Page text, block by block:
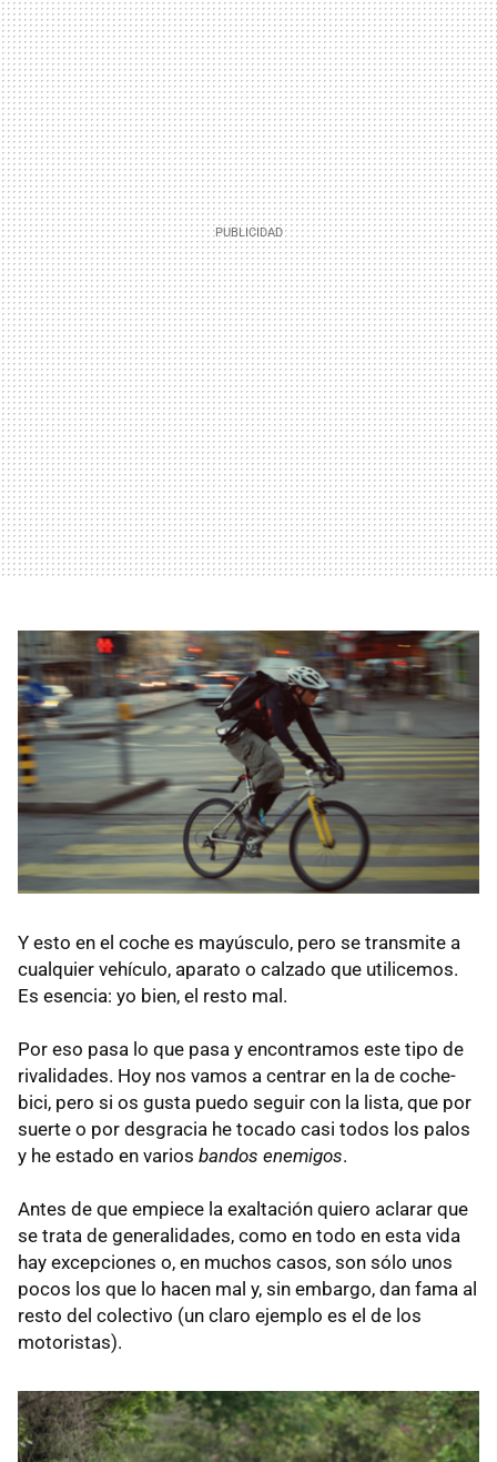
Y esto en el coche es mayúsculo, pero se transmite a
cualquier vehículo, aparato o calzado que utilicemos.
Es esencia: yo bien, el resto mal.
Por eso pasa lo que pasa y encontramos este tipo de
rivalidades. Hoy nos vamos a centrar en la de coche-
bici, pero si os gusta puedo seguir con la lista, que por
suerte o por desgracia he tocado casi todos los palos
y he estado en varios bandos enemigos.
Antes de que empiece la exaltación quiero aclarar que
se trata de generalidades, como en todo en esta vida
hay excepciones o, en muchos casos, son sólo unos
pocos los que lo hacen mal y, sin embargo, dan fama al
resto del colectivo (un claro ejemplo es el de los
motoristas).